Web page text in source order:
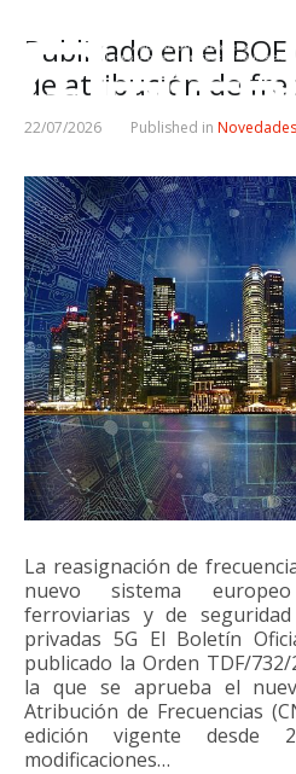
Publicado en el
de atribución de
22/07/2026 Published in Novedades
La reasignación de
nuevo sistema
ferroviarias y de
privadas 5G El Boletín
publicado la Orden TDF/
la que se aprueba el
Atribución de Frecuencias
edición vigente
modificaciones…